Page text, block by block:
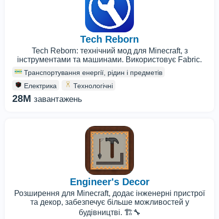
Tech Reborn
Tech Reborn: технічний мод для Minecraft, з
інструментами та машинами. Використовує Fabric.
Транспортування енергії, рідин і предметів
Електрика
Технологічні
28M завантажень
Engineer's Decor
Розширення для Minecraft, додає інженерні пристрої
та декор, забезпечує більше можливостей у
будівництві. 🏗️🔧